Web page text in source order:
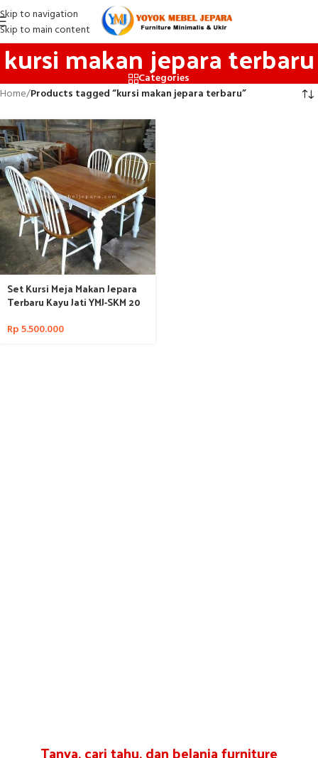
Skip to navigation
Skip to main content
kursi makan jepara terbaru
Categories
Home/Products tagged “kursi makan jepara terbaru”
Set Kursi Meja Makan Jepara
Terbaru Kayu Jati YMJ-SKM 20
Rp5.500.000